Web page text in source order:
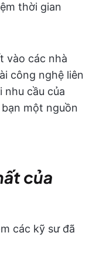
thời gian
vào các nhà
công nghệ liên
nhu cầu của
một nguồn
của
các kỹ sư đã